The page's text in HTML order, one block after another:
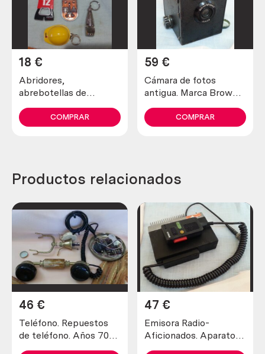
Abridores,
abrebotellas de
cerveza. 6 piezas.
18 €
COMPRAR
Cámara de fotos
antigua. Marca Brownie
Junior.
59 €
COMPRAR
Productos relacionados
Teléfono. Repuestos
de teléfono. Años 70-
46 €
Emisora Radio-
Aficionados. Aparato
47 €